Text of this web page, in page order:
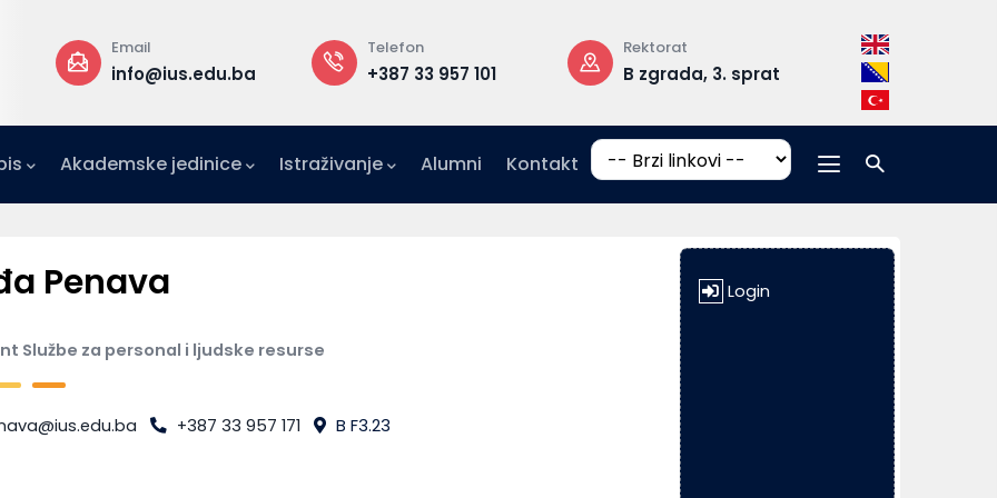
Email
info@ius.edu.ba
Telefon
+387 33 957 101
Rektorat
B zgrada, 3. sprat
Radno vrijeme
pon-pet:
17:00
Akademske jedinice Istraživanje Alumni Kontakt
Penava
Službe za personal i ljudske resurse
+387 33 957 171 B F3.23
Login